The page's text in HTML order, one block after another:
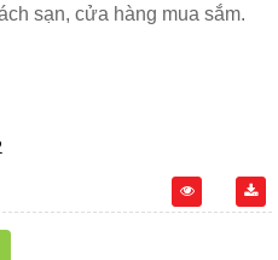
sạn, cửa hàng mua sắm.